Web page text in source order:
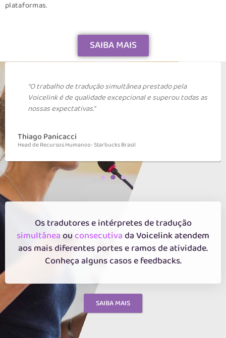
plataformas.
SAIBA MAIS
pela
superou todas as
“O evento foi um sucesso e com
parte disso! A intérprete foi
Priscila Queiroz
Editora Trip
Os tradutores e intérpretes de tradução
simultâneaouconsecutivada Voicelink atendem
aos mais diferentes portes e ramos de atividade.
Conheça alguns casos e feedbacks.
SAIBA MAIS